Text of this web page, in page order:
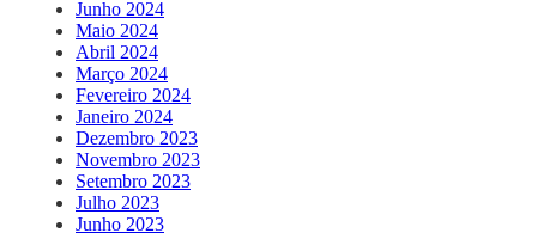
Junho 2024
Maio 2024
Abril 2024
Março 2024
Fevereiro 2024
Janeiro 2024
Dezembro 2023
Novembro 2023
Setembro 2023
Julho 2023
Junho 2023